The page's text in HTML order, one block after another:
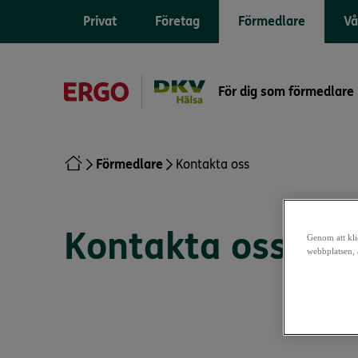
Privat Företag Förmedlare
För dig som förmedlare
Förmedlare Kontakta oss
Kontakta oss
Genom att
webbplatsen,